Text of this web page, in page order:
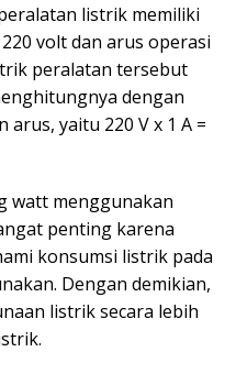
listrik memiliki
volt dan arus operasi
peralatan tersebut
dengan
yaitu 220 V x 1 A =
watt menggunakan
penting karena
konsumsi listrik pada
Dengan demikian,
listrik secara lebih